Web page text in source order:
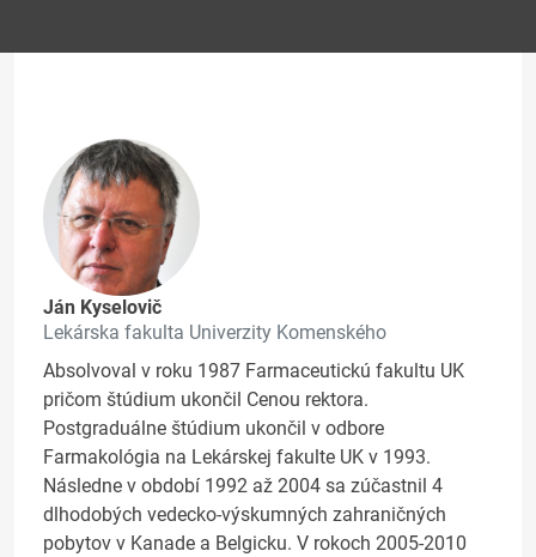
Ján Kyselovič
Lekárska fakulta Univerzity Komenského
Absolvoval v roku 1987 Farmaceutickú fakultu UK
pričom štúdium ukončil Cenou rektora.
Postgraduálne štúdium ukončil v odbore
Farmakológia na Lekárskej fakulte UK v 1993.
Následne v období 1992 až 2004 sa zúčastnil 4
dlhodobých vedecko-výskumných zahraničných
pobytov v Kanade a Belgicku. V rokoch 2005-2010